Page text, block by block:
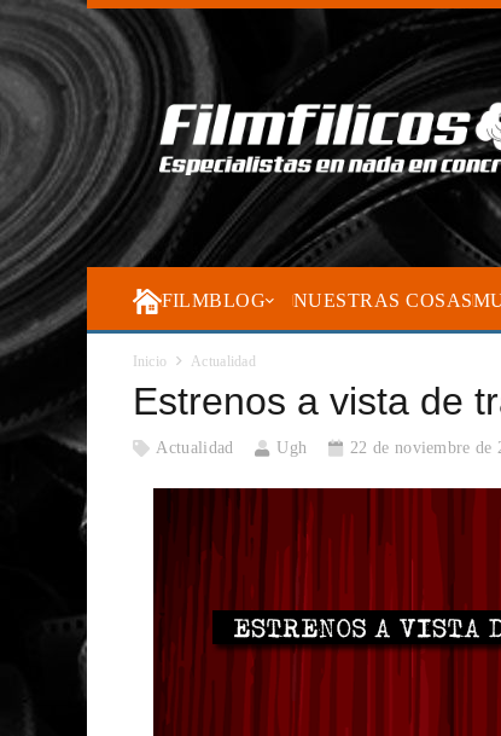
FILMBLOG NUESTRAS COSAS
Inicio Actualidad
Estrenos a vista de
Actualidad Ugh 22 de noviembre de